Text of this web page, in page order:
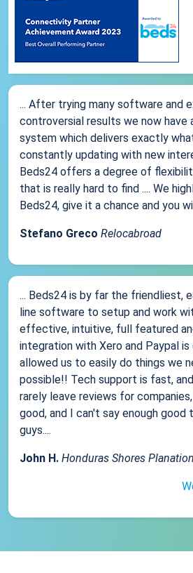
... After trying many software and
controversial results we now have
system which delivers exactly
constantly updating with new
Beds24 offers a degree of
that is really hard to find .... We
Beds24, give it a chance and you
Stefano Greco Relocabroad
... Beds24 is by far the friendliest,
line software to setup and work
effective, intuitive, full featured
integration with Xero and Paypal
allowed us to easily do things we
possible!! Tech support is fast,
rarely leave reviews for
good, and I can't say enough good
guys....
John H. Honduras Shores Planation